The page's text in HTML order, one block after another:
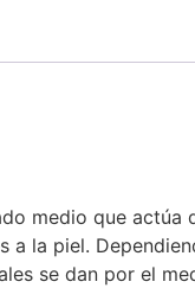
medio que
la piel.
se dan por el